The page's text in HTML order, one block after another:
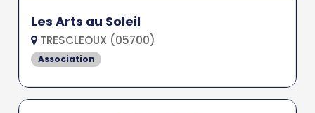
Les Arts au Soleil
TRESCLEOUX (05700)
Association